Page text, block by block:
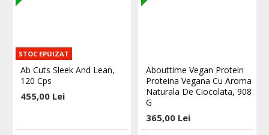
STOC EPUIZAT
Ab Cuts Sleek And Lean,
120 Cps
455,00 Lei
Abouttime Vegan Protein
Proteina Vegana Cu Aroma
Naturala De Ciocolata, 908
G
365,00 Lei